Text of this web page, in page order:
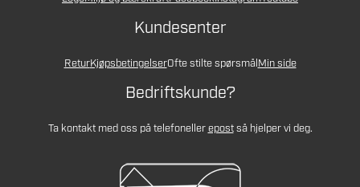
Kundesenter
ReturKjøpsbetingelserOfte stilte spørsmålMin side
Bedriftskunde?
Ta kontakt med oss på telefonellerepostså hjelper vi deg.